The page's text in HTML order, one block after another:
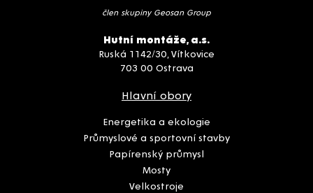
člen skupiny Geosan Group
Hutní montáže, a.s.
Ruská 1142/30, Vítkovice
703 00 Ostrava
Hlavní obory
Energetika a ekologie
Průmyslové a sportovní stavby
Papírenský průmysl
Mosty
Velkostroje